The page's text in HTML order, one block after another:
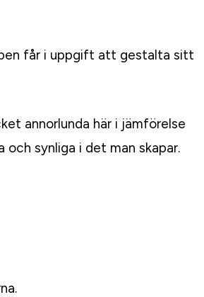
får i uppgift att gestalta sitt
annorlunda här i jämförelse
synliga i det man skapar.